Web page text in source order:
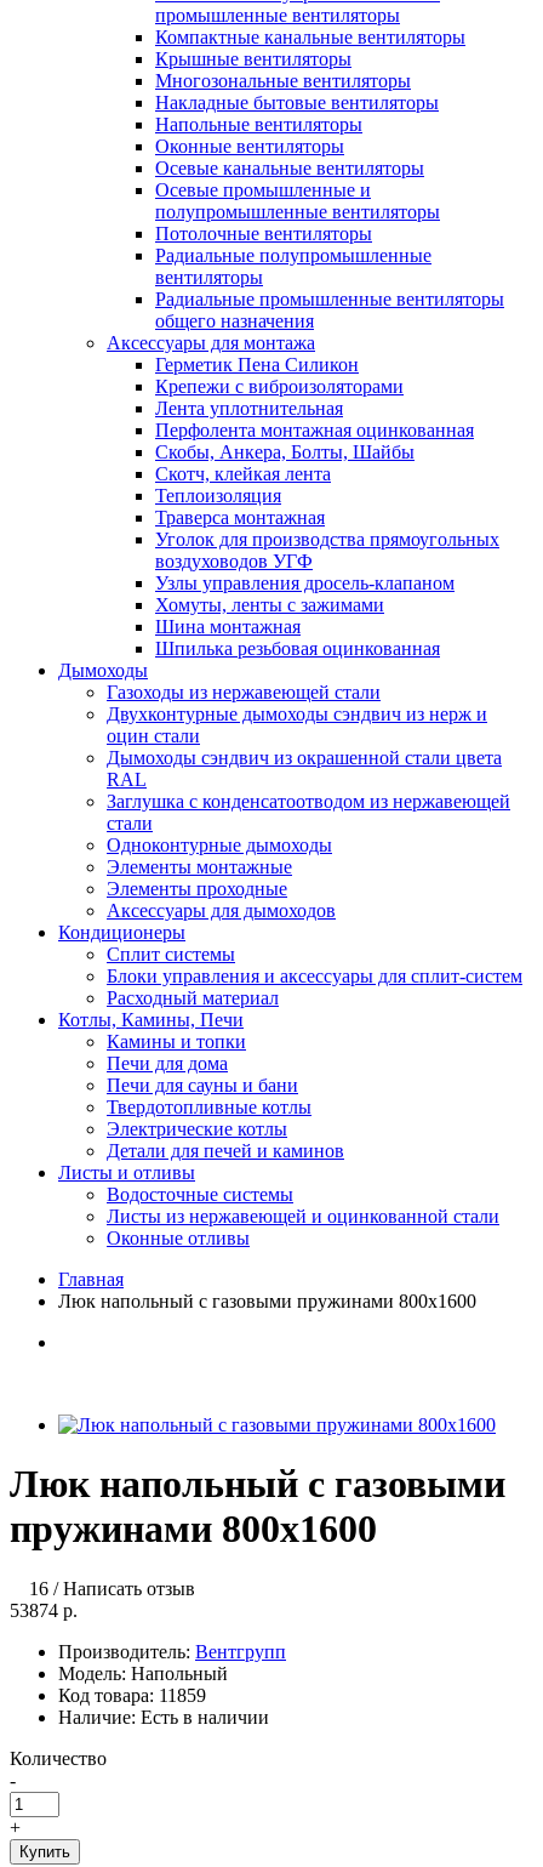
промышленные вентиляторы
Компактные канальные вентиляторы
Крышные вентиляторы
Многозональные вентиляторы
Накладные бытовые вентиляторы
Напольные вентиляторы
Оконные вентиляторы
Осевые канальные вентиляторы
Осевые промышленные и
полупромышленные вентиляторы
Потолочные вентиляторы
Радиальные полупромышленные
вентиляторы
Радиальные промышленные вентиляторы
общего назначения
Аксессуары для монтажа
Герметик Пена Силикон
Крепежи с виброизоляторами
Лента уплотнительная
Перфолента монтажная оцинкованная
Скобы, Анкера, Болты, Шайбы
Скотч, клейкая лента
Теплоизоляция
Траверса монтажная
Уголок для производства прямоугольных
воздуховодов УГФ
Узлы управления дросель-клапаном
Хомуты, ленты с зажимами
Шина монтажная
Шпилька резьбовая оцинкованная
Дымоходы
Газоходы из нержавеющей стали
Двухконтурные дымоходы сэндвич из нерж и
оцин стали
Дымоходы сэндвич из окрашенной стали цвета
RAL
Заглушка с конденсатоотводом из нержавеющей
стали
Одноконтурные дымоходы
Элементы монтажные
Элементы проходные
Аксессуары для дымоходов
Кондиционеры
Сплит системы
Блоки управления и аксессуары для сплит-систем
Расходный материал
Котлы, Камины, Печи
Камины и топки
Печи для дома
Печи для сауны и бани
Твердотопливные котлы
Электрические котлы
Детали для печей и каминов
Листы и отливы
Водосточные системы
Листы из нержавеющей и оцинкованной стали
Оконные отливы
Главная
Люк напольный с газовыми пружинами 800х1600
Люк напольный с газовыми
пружинами 800х1600
16 /Написать отзыв
53874 р.
Производитель: Вентгрупп
Модель: Напольный
Код товара: 11859
Наличие: Есть в наличии
Количество
-
+
Купить